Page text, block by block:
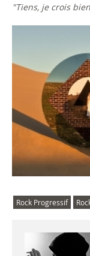
"Tiens, je crois
Rock Progressif